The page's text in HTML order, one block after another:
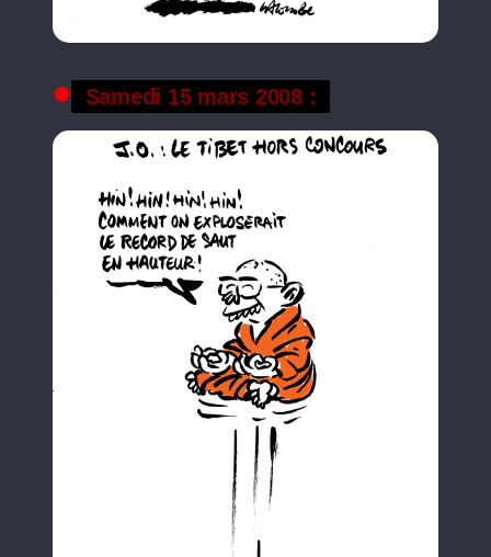
Samedi 15 mars 2008 :